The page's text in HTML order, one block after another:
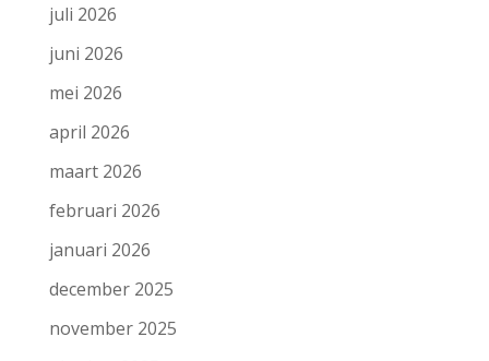
juli 2026
juni 2026
mei 2026
april 2026
maart 2026
februari 2026
januari 2026
december 2025
november 2025